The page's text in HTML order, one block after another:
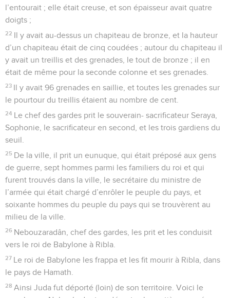
l’entourait ; elle était creuse, et son épaisseur avait quatre
doigts ;
22 Il y avait au-dessus un chapiteau de bronze, et la hauteur
d’un chapiteau était de cinq coudées ; autour du chapiteau il
y avait un treillis et des grenades, le tout de bronze ; il en
était de même pour la seconde colonne et ses grenades.
23 Il y avait 96 grenades en saillie, et toutes les grenades sur
le pourtour du treillis étaient au nombre de cent.
24 Le chef des gardes prit le souverain- sacrificateur Seraya,
Sophonie, le sacrificateur en second, et les trois gardiens du
seuil.
25 De la ville, il prit un eunuque, qui était préposé aux gens
de guerre, sept hommes parmi les familiers du roi et qui
furent trouvés dans la ville, le secrétaire du ministre de
l’armée qui était chargé d’enrôler le peuple du pays, et
soixante hommes du peuple du pays qui se trouvèrent au
milieu de la ville.
26 Nebouzaradân, chef des gardes, les prit et les conduisit
vers le roi de Babylone à Ribla.
27 Le roi de Babylone les frappa et les fit mourir à Ribla, dans
le pays de Hamath.
28 Ainsi Juda fut déporté (loin) de son territoire. Voici le